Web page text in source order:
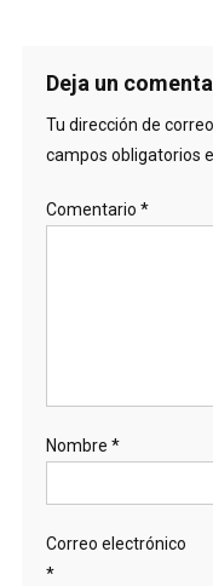
Deja un
Tu dirección de
campos obligatorios
Comentario *
Nombre *
Correo electrónico
*